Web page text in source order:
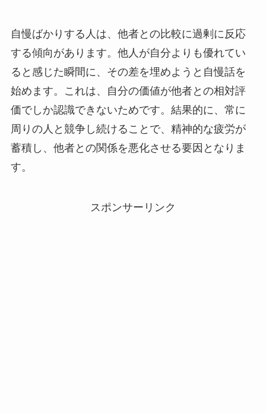
自慢ばかりする人は、他者との比較に過剰に反応
する傾向があります。他人が自分よりも優れてい
ると感じた瞬間に、その差を埋めようと自慢話を
始めます。これは、自分の価値が他者との相対評
価でしか認識できないためです。結果的に、常に
周りの人と競争し続けることで、精神的な疲労が
蓄積し、他者との関係を悪化させる要因となりま
す。
スポンサーリンク